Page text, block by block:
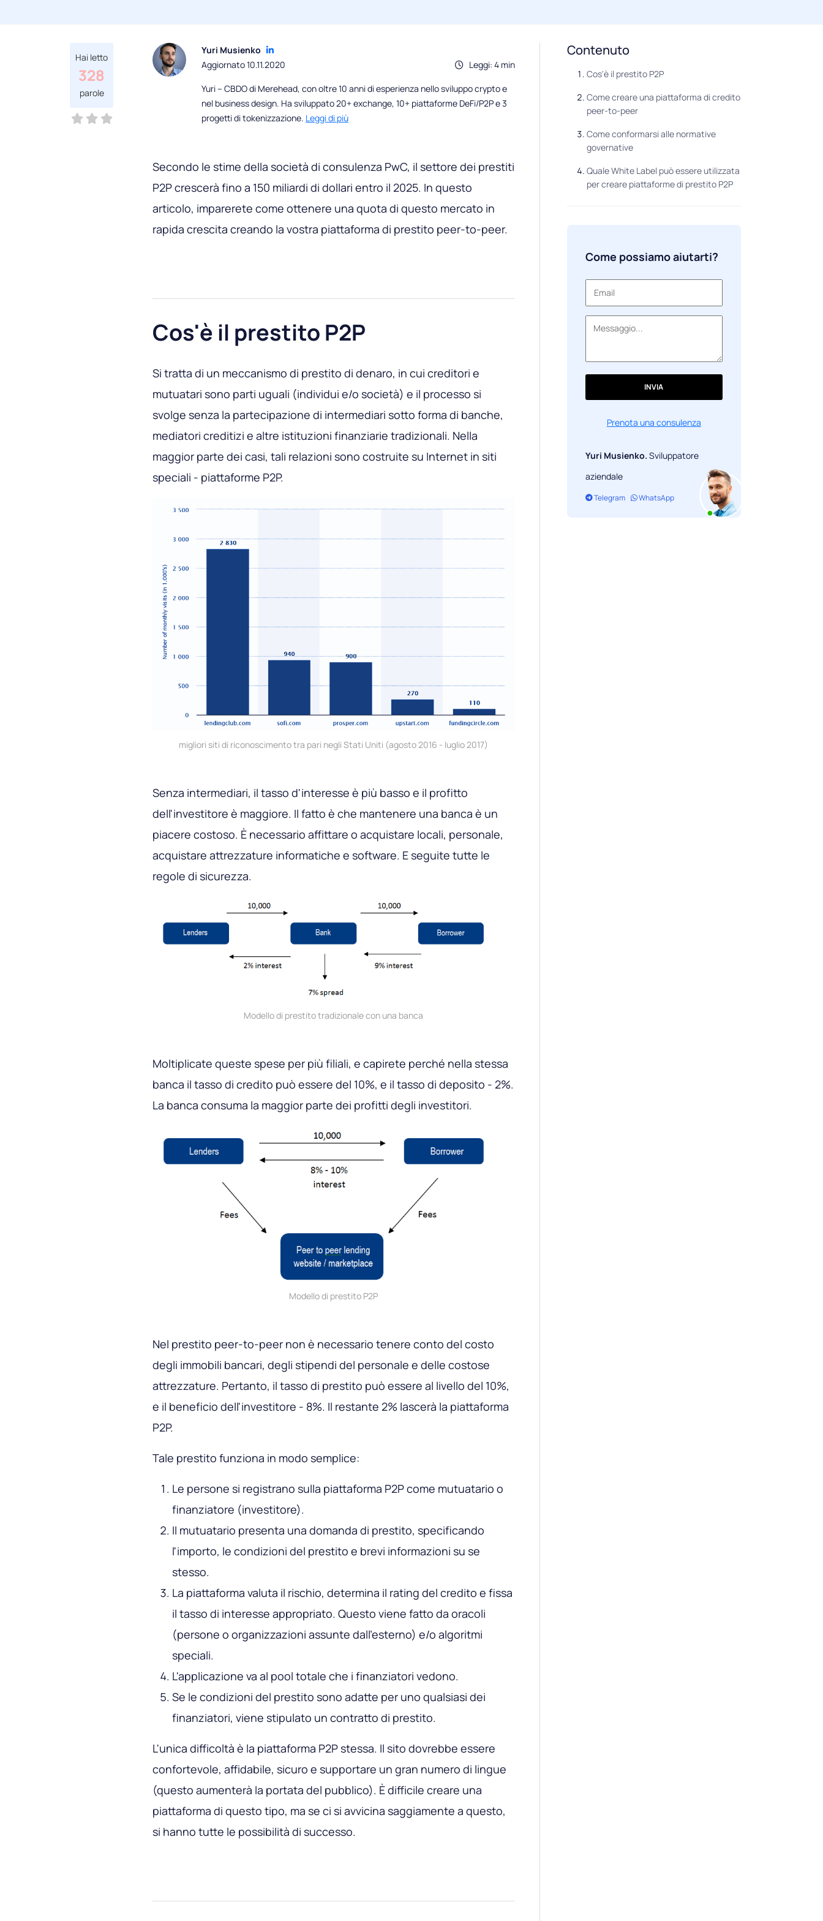
Hai letto
328
parole
Yuri Musienko
Leggi: 4 min
Aggiornato 10.11.2020
Yuri – CBDO di Merehead, con oltre 10 anni di esperienza nello sviluppo crypto e
nel business design. Ha sviluppato 20+ exchange, 10+ piattaforme DeFi/P2P e 3
progetti di tokenizzazione. Leggi di più
Secondo le stime della società di consulenza PwC, il settore dei prestiti
P2P crescerà fino a 150 miliardi di dollari entro il 2025. In questo
articolo, imparerete come ottenere una quota di questo mercato in
rapida crescita creando la vostra piattaforma di prestito peer-to-peer.
Cos'è il prestito P2P
Si tratta di un meccanismo di prestito di denaro, in cui creditori e
mutuatari sono parti uguali (individui e/o società) e il processo si
svolge senza la partecipazione di intermediari sotto forma di banche,
mediatori creditizi e altre istituzioni finanziarie tradizionali. Nella
maggior parte dei casi, tali relazioni sono costruite su Internet in siti
speciali - piattaforme P2P.
migliori siti di riconoscimento tra pari negli Stati Uniti (agosto 2016 - luglio 2017)
Senza intermediari, il tasso d'interesse è più basso e il profitto
dell'investitore è maggiore. Il fatto è che mantenere una banca è un
piacere costoso. È necessario affittare o acquistare locali, personale,
acquistare attrezzature informatiche e software. E seguite tutte le
regole di sicurezza.
Modello di prestito tradizionale con una banca
Moltiplicate queste spese per più filiali, e capirete perché nella stessa
banca il tasso di credito può essere del 10%, e il tasso di deposito - 2%.
La banca consuma la maggior parte dei profitti degli investitori.
Modello di prestito P2P
Nel prestito peer-to-peer non è necessario tenere conto del costo
degli immobili bancari, degli stipendi del personale e delle costose
attrezzature. Pertanto, il tasso di prestito può essere al livello del 10%,
e il beneficio dell'investitore - 8%. Il restante 2% lascerà la piattaforma
P2P.
Tale prestito funziona in modo semplice:
Le persone si registrano sulla piattaforma P2P come mutuatario o
finanziatore (investitore).
Il mutuatario presenta una domanda di prestito, specificando
l'importo, le condizioni del prestito e brevi informazioni su se
stesso.
La piattaforma valuta il rischio, determina il rating del credito e fissa
il tasso di interesse appropriato. Questo viene fatto da oracoli
(persone o organizzazioni assunte dall'esterno) e/o algoritmi
speciali.
L'applicazione va al pool totale che i finanziatori vedono.
Se le condizioni del prestito sono adatte per uno qualsiasi dei
finanziatori, viene stipulato un contratto di prestito.
L'unica difficoltà è la piattaforma P2P stessa. Il sito dovrebbe essere
confortevole, affidabile, sicuro e supportare un gran numero di lingue
(questo aumenterà la portata del pubblico). È difficile creare una
piattaforma di questo tipo, ma se ci si avvicina saggiamente a questo,
si hanno tutte le possibilità di successo.
Contenuto
Cos'è il prestito P2P
Come creare una piattaforma di credito
peer-to-peer
Come conformarsi alle normative
governative
Quale White Label può essere utilizzata
per creare piattaforme di prestito P2P
Come possiamo aiutarti?
INVIA
Prenota una consulenza
Yuri Musienko. Sviluppatore
aziendale
Telegram WhatsApp